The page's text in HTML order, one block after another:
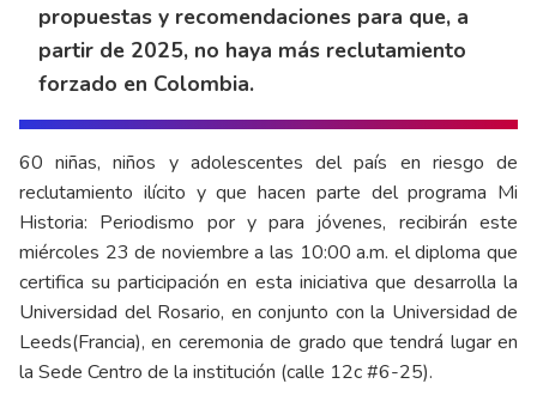
propuestas y recomendaciones para que, a
partir de 2025, no haya más reclutamiento
forzado en Colombia.
60 niñas, niños y adolescentes del país en riesgo de
reclutamiento ilícito y que hacen parte del programa Mi
Historia: Periodismo por y para jóvenes, recibirán este
miércoles 23 de noviembre a las 10:00 a.m. el diploma que
certifica su participación en esta iniciativa que desarrolla la
Universidad del Rosario, en conjunto con la Universidad de
Leeds(Francia), en ceremonia de grado que tendrá lugar en
la Sede Centro de la institución (calle 12c #6-25).